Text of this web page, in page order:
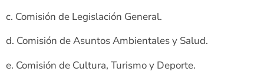
c. Comisión de Legislación General.
d. Comisión de Asuntos Ambientales y Salud.
e. Comisión de Cultura, Turismo y Deporte.